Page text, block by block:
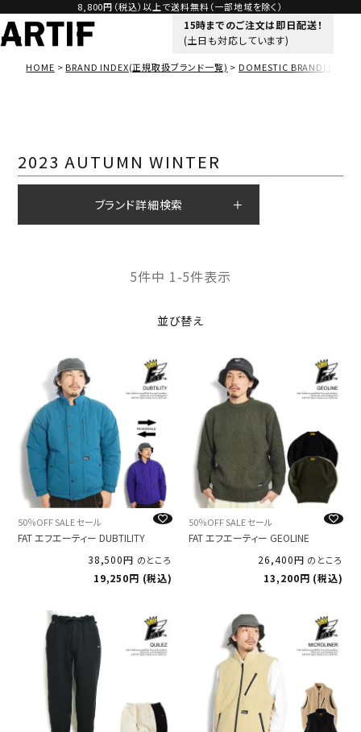
8,800円（税込）以上で送料無料（一部地域を除く）
15時までのご注文は即日配送！
(土日も対応しています)
HOME BRAND INDEX(正規取扱ブランド一覧) DOMESTIC BRAND(ドメステ
2023 AUTUMN WINTER
ブランド詳細検索
並び替え
5件中 1-5件表示
50％OFF SALE セール
FAT エフエーティー DUBTILITY
38,500
のところ
19,250 税込
50％OFF SALE セール
FAT エフエーティー GEOLINE
26,400
のところ
13,200 税込